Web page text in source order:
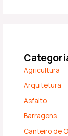
Agricultura
Arquitetura
Asfalto
Barragens
Canteiro de